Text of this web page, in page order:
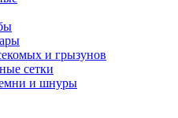
и грызунов
сетки
и шнуры